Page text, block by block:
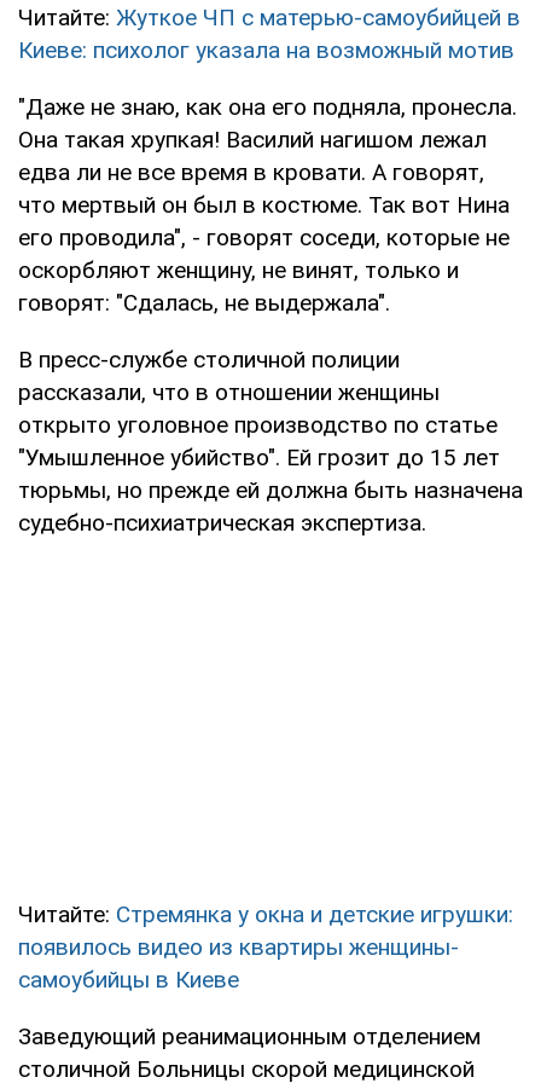
Читайте: Жуткое ЧП с матерью-самоубийцей в
Киеве: психолог указала на возможный мотив
"Даже не знаю, как она его подняла, пронесла.
Она такая хрупкая! Василий нагишом лежал
едва ли не все время в кровати. А говорят,
что мертвый он был в костюме. Так вот Нина
его проводила", - говорят соседи, которые не
оскорбляют женщину, не винят, только и
говорят: "Сдалась, не выдержала".
В пресс-службе столичной полиции
рассказали, что в отношении женщины
открыто уголовное производство по статье
"Умышленное убийство". Ей грозит до 15 лет
тюрьмы, но прежде ей должна быть назначена
судебно-психиатрическая экспертиза.
Читайте: Стремянка у окна и детские игрушки:
появилось видео из квартиры женщины-
самоубийцы в Киеве
Заведующий реанимационным отделением
столичной Больницы скорой медицинской